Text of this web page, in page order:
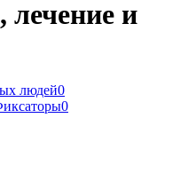
и
людей0
0